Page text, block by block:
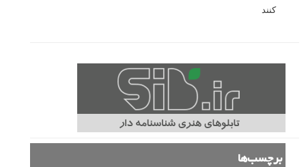
کنند
برچسب‌ها